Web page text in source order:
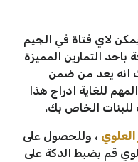
لاي فتاة في الجيم
باحد التمارين المميزة
انه يعد من ضمن
للغاية ادراج هذا
للبنات الخاص بك.
، وللحصول على
قم بضبط الدكة على